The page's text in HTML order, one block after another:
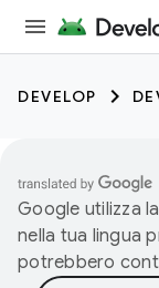
DEVELOP
Google utilizza
nella tua lingua
potrebbero